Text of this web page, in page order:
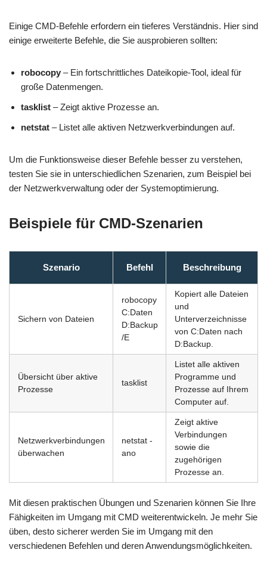
Einige CMD-Befehle erfordern ein tieferes Verständnis. Hier sind
einige erweiterte Befehle, die Sie ausprobieren sollten:
robocopy – Ein fortschrittliches Dateikopie-Tool, ideal für
große Datenmengen.
tasklist – Zeigt aktive Prozesse an.
netstat – Listet alle aktiven Netzwerkverbindungen auf.
Um die Funktionsweise dieser Befehle besser zu verstehen,
testen Sie sie in unterschiedlichen Szenarien, zum Beispiel bei
der Netzwerkverwaltung oder der Systemoptimierung.
Beispiele für CMD-Szenarien
Szenario Befehl Beschreibung
Sichern von Dateien
robocopy
C:Daten
D:Backup
/E
Kopiert alle Dateien
und
Unterverzeichnisse
von C:Daten nach
D:Backup.
Übersicht über aktive
Prozesse
tasklist
Listet alle aktiven
Programme und
Prozesse auf Ihrem
Computer auf.
Netzwerkverbindungen
überwachen
netstat -
ano
Zeigt aktive
Verbindungen
sowie die
zugehörigen
Prozesse an.
Mit diesen praktischen Übungen und Szenarien können Sie Ihre
Fähigkeiten im Umgang mit CMD weiterentwickeln. Je mehr Sie
üben, desto sicherer werden Sie im Umgang mit den
verschiedenen Befehlen und deren Anwendungsmöglichkeiten.